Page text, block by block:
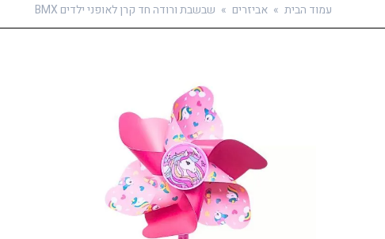
עמוד הבית » אביזרים » שבשבת ורודה חד קרן לאופני ילדים BMX